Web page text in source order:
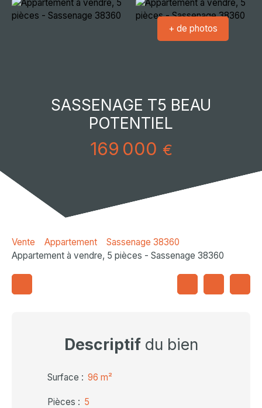
+ de photos
SASSENAGE T5 BEAU
POTENTIEL
169 000 €
Vente Appartement
Sassenage 38360
Appartement à vendre, 5 pièces - Sassenage 38360
Descriptifdu bien
Surface : 96 m²
Pièces : 5